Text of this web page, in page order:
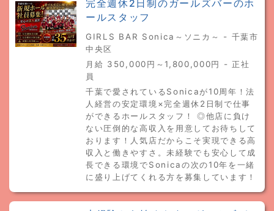
完全週休2日制のガールズバーのホ
ールスタッフ
GIRLS BAR Sonica～ソニカ～ - 千葉市
中央区
月給 350,000円～1,800,000円 - 正社
員
千葉で愛されているSonicaが10周年！法
人経営の安定環境×完全週休2日制で仕事
ができるホールスタッフ！ ◎他店に負け
ない圧倒的な高収入を用意してお待ちして
おります！人気店だからこそ実現できる高
収入と働きやすさ。未経験でも安心して成
長できる環境でSonicaの次の10年を一緒
に盛り上げてくれる方を募集しています！